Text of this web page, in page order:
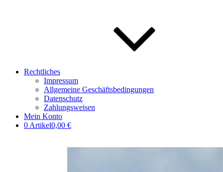
Rechtliches
Impressum
Allgemeine Geschäftsbedingungen
Datenschutz
Zahlungsweisen
Mein Konto
0 Artikel0,00 €